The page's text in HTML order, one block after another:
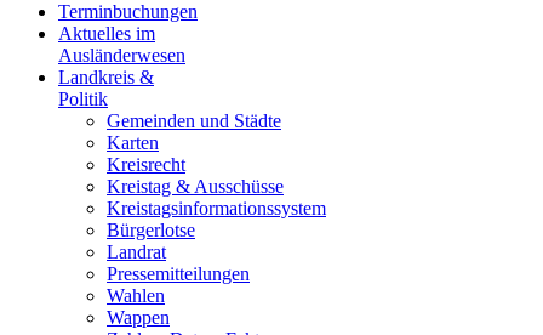
Terminbuchungen
Aktuelles im
Ausländerwesen
Landkreis &
Politik
Gemeinden und Städte
Karten
Kreisrecht
Kreistag & Ausschüsse
Kreistagsinformationssystem
Bürgerlotse
Landrat
Pressemitteilungen
Wahlen
Wappen